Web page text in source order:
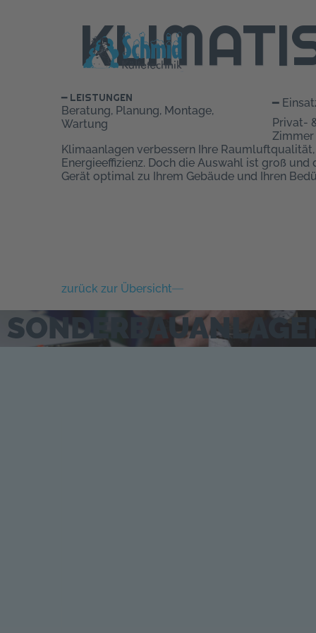
━ LEISTUNGEN
Beratung, Planung, Montage,
Wartung
━
Privat-
Zimmer
Klimaanlagen verbessern Ihre
Energieeffizienz. Doch die Auswahl ist groß
Gerät optimal zu Ihrem Gebäude und Ihren
zurück zur Übersicht